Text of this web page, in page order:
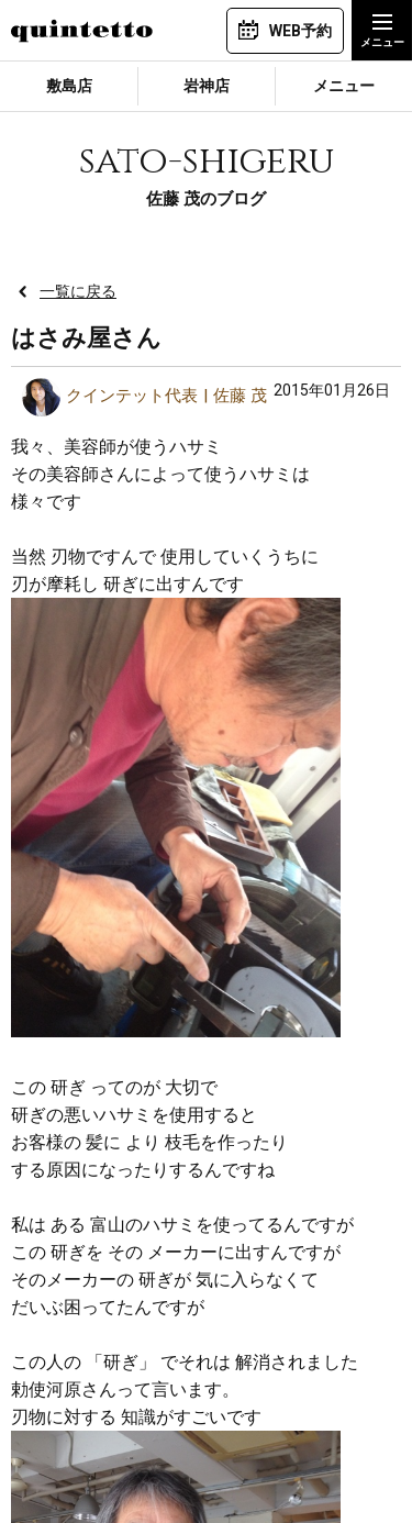
WEB予約
敷島店 岩神店 メニュー
sato-shigeru
佐藤 茂のブログ
一覧に戻る
はさみ屋さん
クインテット代表 佐藤 茂 2015年01月26日
我々、美容師が使うハサミ
その美容師さんによって使うハサミは
様々です
当然 刃物ですんで 使用していくうちに
刃が摩耗し 研ぎに出すんです
この 研ぎ ってのが 大切で
研ぎの悪いハサミを使用すると
お客様の 髪に より 枝毛を作ったり
する原因になったりするんですね
私は ある 富山のハサミを使ってるんですが
この 研ぎを その メーカーに出すんですが
そのメーカーの 研ぎが 気に入らなくて
だいぶ困ってたんですが
この人の 「研ぎ」 でそれは 解消されました
勅使河原さんって言います。
刃物に対する 知識がすごいです